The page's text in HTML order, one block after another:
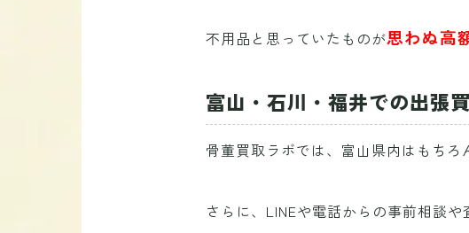
不用品と思っていたものが思わぬ高
富山・石川・福井での出張
骨董買取ラボでは、富山県内はもちろ
さらに、LINEや電話からの事前相談